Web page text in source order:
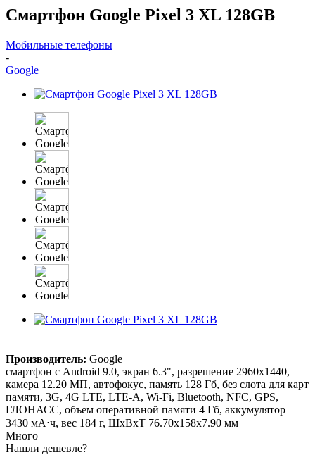
Смартфон Google Pixel 3 XL 128GB
Мобильные телефоны
-
Google
Производитель: Google
смартфон с Android 9.0, экран 6.3", разрешение 2960x1440,
камера 12.20 МП, автофокус, память 128 Гб, без слота для карт
памяти, 3G, 4G LTE, LTE-A, Wi-Fi, Bluetooth, NFC, GPS,
ГЛОНАСС, объем оперативной памяти 4 Гб, аккумулятор
3430 мА⋅ч, вес 184 г, ШxВxТ 76.70x158x7.90 мм
Много
Нашли дешевле?